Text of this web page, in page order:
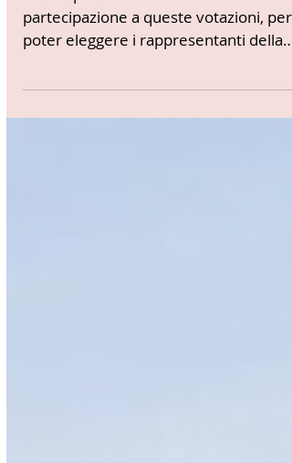
a tutti”
poter eleggere i rappresentanti della